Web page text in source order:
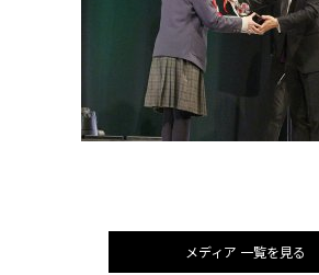
メディア 一覧を見る